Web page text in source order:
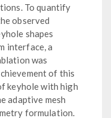
To quantify
observed
shapes
interface, a
was
of this
keyhole with high
adaptive mesh
formulation.